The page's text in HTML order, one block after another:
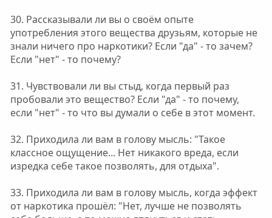
30. Рассказывали ли вы о своём опыте
употребления этого вещества друзьям, которые не
знали ничего про наркотики? Если "да" - то зачем?
Если "нет" - то почему?
31. Чувствовали ли вы стыд, когда первый раз
пробовали это вещество? Если "да" - то почему,
если "нет" - то что вы думали о себе в этот момент.
32. Приходила ли вам в голову мысль: "Такое
классное ощущение... Нет никакого вреда, если
изредка себе такое позволять, для отдыха".
33. Приходила ли вам в голову мысль, когда эффект
от наркотика прошёл: "Нет, лучше не позволять